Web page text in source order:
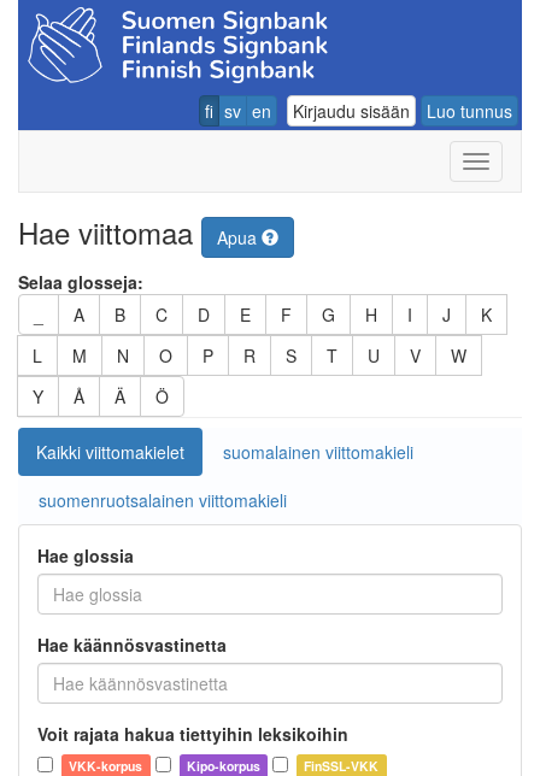
fi sv en Kirjaudu sisään Luo tunnus
Hae viittomaa
Apua
Selaa glosseja:
A B C D E F G H I J
K
L
M N O P R S T U V
W
Y
Å Ä Ö
Kaikki viittomakielet
suomalainen viittomakieli
suomenruotsalainen viittomakieli
Hae glossia
Hae käännösvastinetta
Voit rajata hakua tiettyihin leksikoihin
VKK-korpus Kipo-korpus FinSSL-VKK